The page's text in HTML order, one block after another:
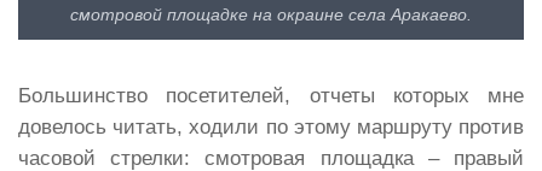
смотровой площадке на окраине села Аракаево.
Большинство посетителей, отчеты которых мне
довелось читать, ходили по этому маршруту против
часовой стрелки: смотровая площадка – правый